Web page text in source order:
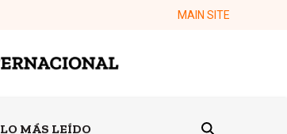
MAIN SITE
LO MÁS LEÍDO